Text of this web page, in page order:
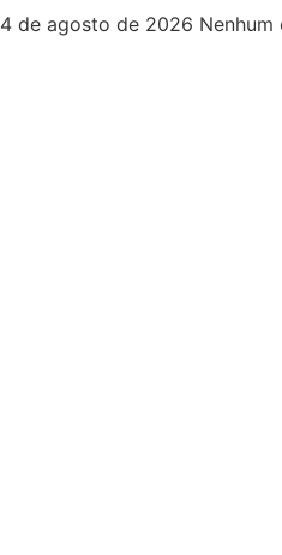
4 de agosto de 2026 Nenhum